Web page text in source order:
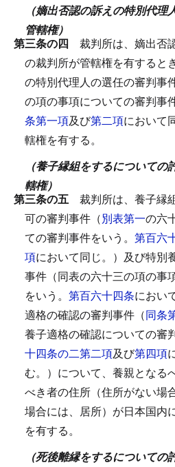
（嫡出否認の訴えの特別代
管轄権）
第三条の四 裁判所は、嫡出否
の裁判所が管轄権を有すると
の特別代理人の選任の審判事
の項の事項についての審判事
条第一項及び第二項において
轄権を有する。
（養子縁組をするについて
轄権）
第三条の五 裁判所は、養子縁
可の審判事件（別表第一の六
ての審判事件をいう。 第百六
項において同じ。）及び特別
事件（同表の六十三の項の事
をいう。 第百六十四条におい
適格の確認の審判事件（同条
養子適格の確認についての審
十四条の二第二項及び第四項
む。）について、養親となる
べき者の住所（住所がない場
場合には、居所）が日本国内
を有する。
（死後離縁をするについて